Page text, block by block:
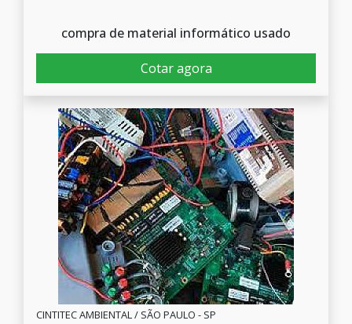
compra de material informático usado
Cotar agora
CINTITEC AMBIENTAL / SÃO PAULO - SP